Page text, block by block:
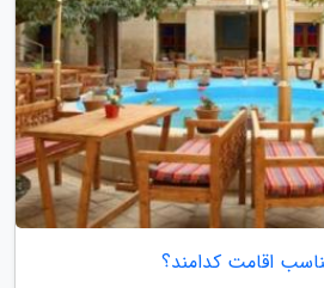
اقامت کدامند؟